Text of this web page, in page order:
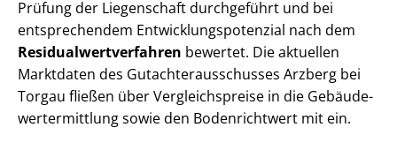
Prüfung der Liegenschaft durchgeführt und bei
entsprechendem Ent­wick­lungs­po­ten­zi­al nach dem
Re­si­du­al­wert­ver­fah­ren bewertet. Die aktuellen
Marktdaten des Gut­ach­ter­aus­schus­ses Arzberg bei
Torgau fließen über Ver­gleichs­prei­se in die Ge­bäu­de­
wert­ermitt­lung sowie den Bodenrichtwert mit ein.